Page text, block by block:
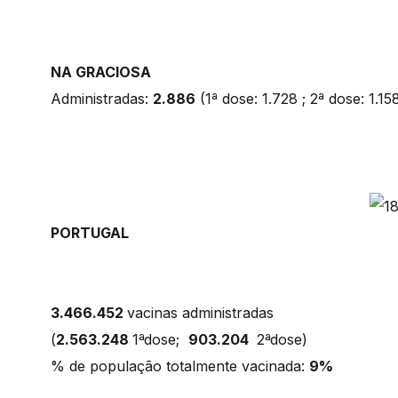
NA GRACIOSA
Administradas: 2.886 (1ª dose: 1.728 ; 2ª dose:
PORTUGAL
3.466.452 vacinas administradas
(2.563.248 1ªdose; 903.204 2ªdose)
% de população totalmente vacinada: 9%